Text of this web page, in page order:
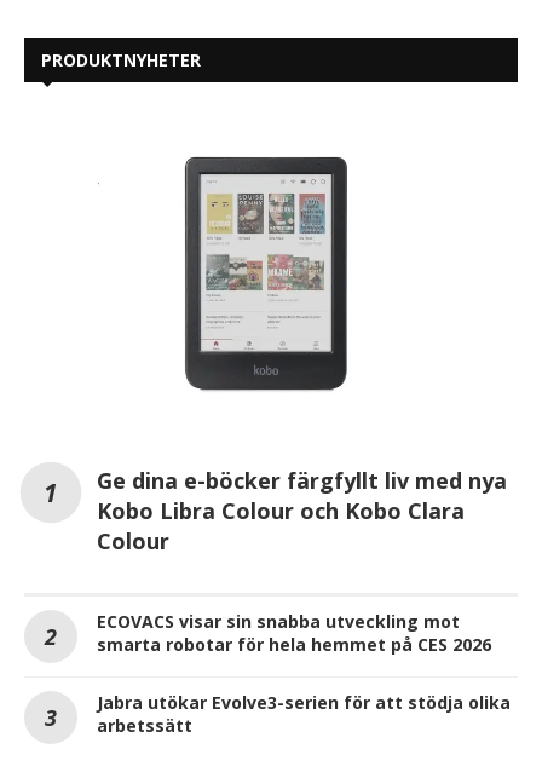
PRODUKTNYHETER
Ge dina e-böcker färgfyllt liv med nya
Kobo Libra Colour och Kobo Clara
Colour
ECOVACS visar sin snabba utveckling mot
smarta robotar för hela hemmet på CES 2026
Jabra utökar Evolve3-serien för att stödja olika
arbetssätt